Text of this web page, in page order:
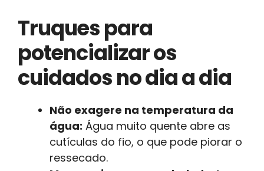
Truques para
potencializar os
cuidados no dia a dia
Não exagere na temperatura da
água: Água muito quente abre as
cutículas do fio, o que pode piorar o
ressecado.